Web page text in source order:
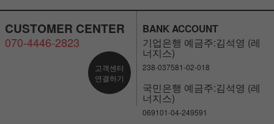
CUSTOMER CENTER
070-4446-2823
고객센터
연결하기
BANK ACCOUNT
기업은행 예금주:김석영 (레
너지스)
238-037581-02-018
국민은행 예금주:김석영 (레
너지스)
069101-04-249591